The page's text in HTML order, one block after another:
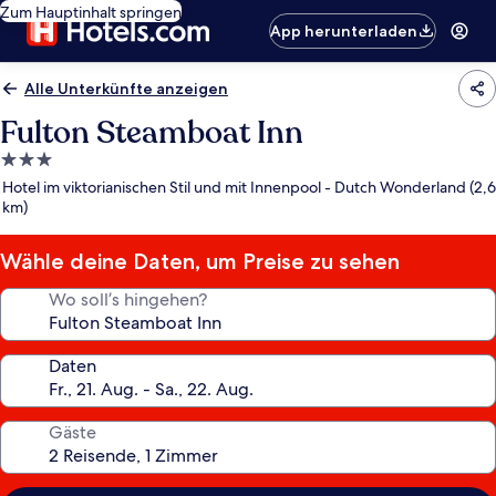
Zum Hauptinhalt springen
App herunterladen
Alle Unterkünfte anzeigen
Fulton Steamboat Inn
3.0-
Sterne-
Unterkunft
Hotel im viktorianischen Stil und mit Innenpool - Dutch Wonderland (2,6
km)
Wähle deine Daten, um Preise zu sehen
Wo soll’s hingehen?
Daten
Gäste